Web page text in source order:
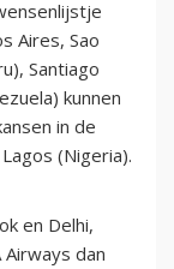
Aires, Sao
Santiago
kunnen
in de
(Nigeria).
en Delhi,
dan